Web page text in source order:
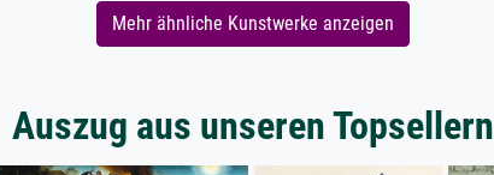
Mehr ähnliche Kunstwerke anzeigen
Auszug aus unseren Topsellern